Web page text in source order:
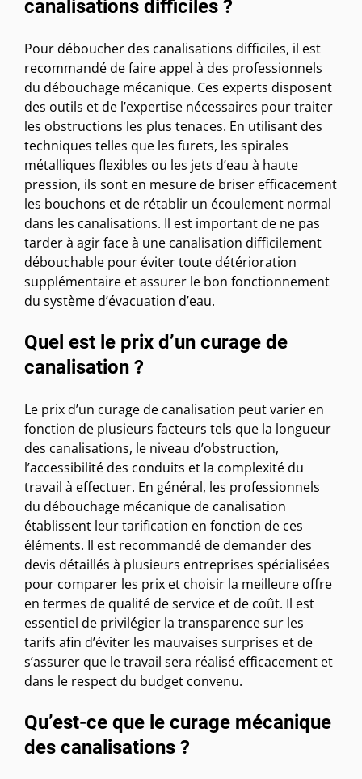
canalisations difficiles ?
Pour déboucher des canalisations difficiles, il est
recommandé de faire appel à des professionnels
du débouchage mécanique. Ces experts disposent
des outils et de l’expertise nécessaires pour traiter
les obstructions les plus tenaces. En utilisant des
techniques telles que les furets, les spirales
métalliques flexibles ou les jets d’eau à haute
pression, ils sont en mesure de briser efficacement
les bouchons et de rétablir un écoulement normal
dans les canalisations. Il est important de ne pas
tarder à agir face à une canalisation difficilement
débouchable pour éviter toute détérioration
supplémentaire et assurer le bon fonctionnement
du système d’évacuation d’eau.
Quel est le prix d’un curage de
canalisation ?
Le prix d’un curage de canalisation peut varier en
fonction de plusieurs facteurs tels que la longueur
des canalisations, le niveau d’obstruction,
l’accessibilité des conduits et la complexité du
travail à effectuer. En général, les professionnels
du débouchage mécanique de canalisation
établissent leur tarification en fonction de ces
éléments. Il est recommandé de demander des
devis détaillés à plusieurs entreprises spécialisées
pour comparer les prix et choisir la meilleure offre
en termes de qualité de service et de coût. Il est
essentiel de privilégier la transparence sur les
tarifs afin d’éviter les mauvaises surprises et de
s’assurer que le travail sera réalisé efficacement et
dans le respect du budget convenu.
Qu’est-ce que le curage mécanique
des canalisations ?